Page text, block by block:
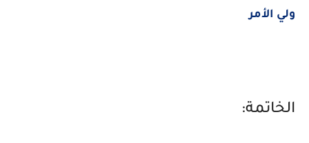
ولي الأمر
الخاتمة: